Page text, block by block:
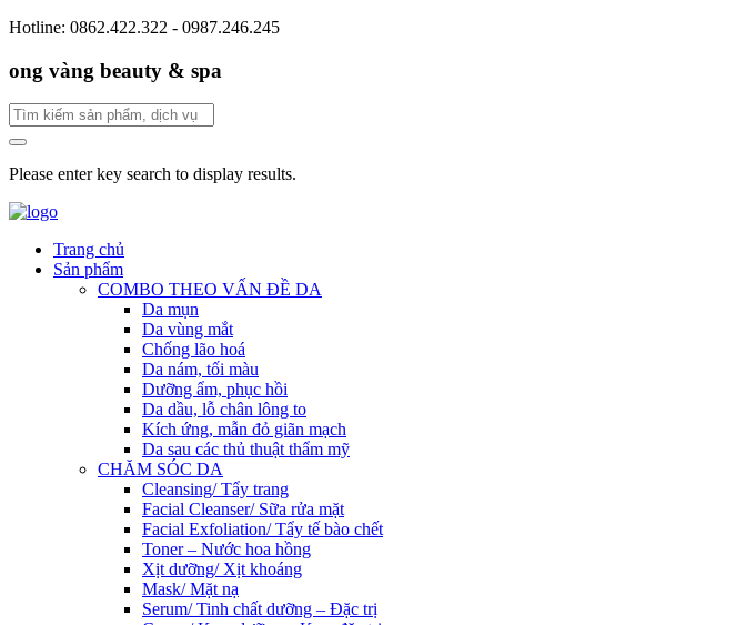
Hotline: 0862.422.322 - 0987.246.245
ong vàng beauty & spa
Please enter key search to display results.
Trang chủ
Sản phẩm
COMBO THEO VẤN ĐỀ DA
Da mụn
Da vùng mắt
Chống lão hoá
Da nám, tối màu
Dưỡng ẩm, phục hồi
Da dầu, lỗ chân lông to
Kích ứng, mẫn đỏ giãn mạch
Da sau các thủ thuật thẩm mỹ
CHĂM SÓC DA
Cleansing/ Tẩy trang
Facial Cleanser/ Sữa rửa mặt
Facial Exfoliation/ Tẩy tế bào chết
Toner – Nước hoa hồng
Xịt dưỡng/ Xịt khoáng
Mask/ Mặt nạ
Serum/ Tinh chất dưỡng – Đặc trị